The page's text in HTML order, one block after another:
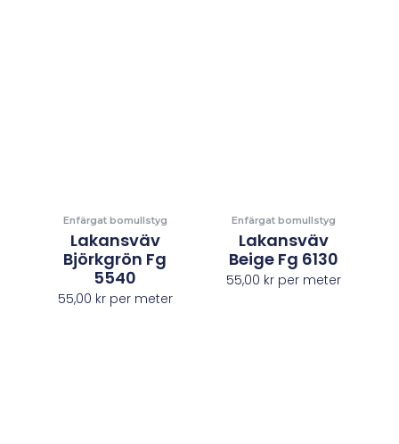
Enfärgat bomullstyg
Lakansväv
Björkgrön Fg
5540
55,00 krper meter
Enfärgat bomullstyg
Lakansväv
Beige Fg 6130
55,00 kr per meter